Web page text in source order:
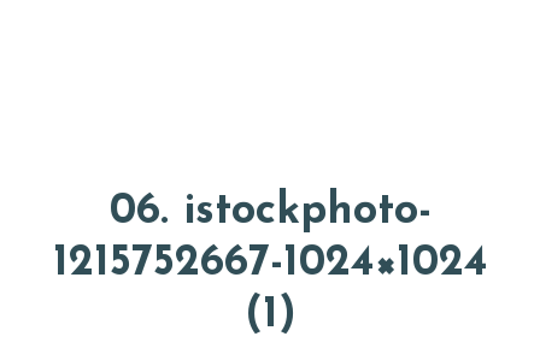
06. istockphoto-
1215752667-1024×1024
(1)